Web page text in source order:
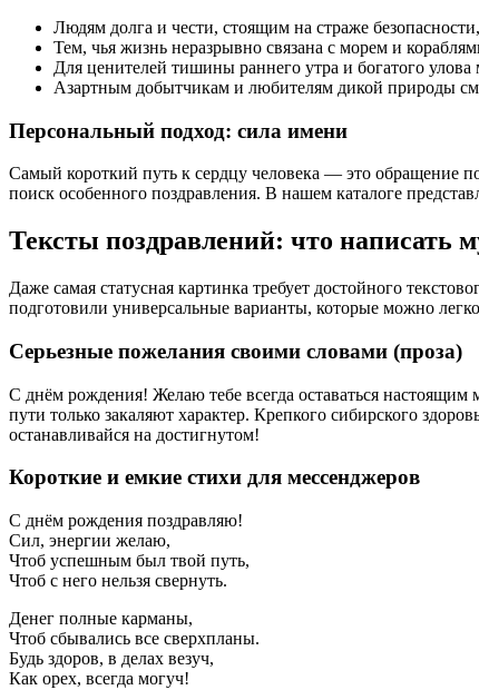
Людям долга и чести, стоящим на страже
Тем, чья жизнь неразрывно связана с морем и
Для ценителей тишины раннего утра и богатого
Азартным добытчикам и любителям дикой природы
Персональный подход: сила имени
Самый короткий путь к сердцу человека — это обращение
поиск особенного поздравления. В нашем каталоге
Тексты поздравлений: что написать
Даже самая статусная картинка требует достойного
подготовили универсальные варианты, которые можно
Серьезные пожелания своими словами (проза)
С днём рождения! Желаю тебе всегда оставаться
пути только закаляют характер. Крепкого сибирского
останавливайся на достигнутом!
Короткие и емкие стихи для мессенджеров
С днём рождения поздравляю!
Сил, энергии желаю,
Чтоб успешным был твой путь,
Чтоб с него нельзя свернуть.
Денег полные карманы,
Чтоб сбывались все сверхпланы.
Будь здоров, в делах везуч,
Как орех, всегда могуч!